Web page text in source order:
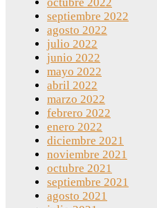
octubre 2022
septiembre 2022
agosto 2022
julio 2022
junio 2022
mayo 2022
abril 2022
marzo 2022
febrero 2022
enero 2022
diciembre 2021
noviembre 2021
octubre 2021
septiembre 2021
agosto 2021